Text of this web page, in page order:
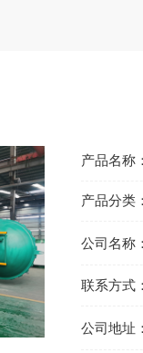
产品名称
产品分类
公司名称
联系方式
公司地址